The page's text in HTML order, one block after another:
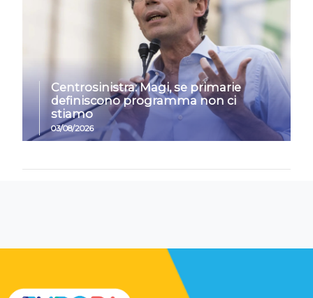
Centrosinistra: Magi, se primarie
definiscono programma non ci
stiamo
03/08/2026